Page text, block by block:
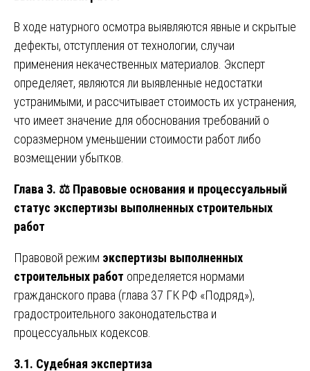
В ходе натурного осмотра выявляются явные и скрытые
дефекты, отступления от технологии, случаи
применения некачественных материалов. Эксперт
определяет, являются ли выявленные недостатки
устранимыми, и рассчитывает стоимость их устранения,
что имеет значение для обоснования требований о
соразмерном уменьшении стоимости работ либо
возмещении убытков.
Глава 3. ⚖️ Правовые основания и процессуальный
статус экспертизы выполненных строительных
работ
Правовой режим экспертизы выполненных
строительных работ определяется нормами
гражданского права (глава 37 ГК РФ «Подряд»),
градостроительного законодательства и
процессуальных кодексов.
3.1. Судебная экспертиза